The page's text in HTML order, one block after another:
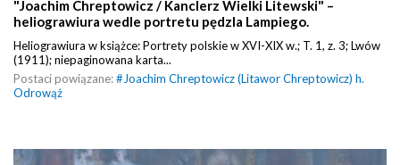
"Joachim Chreptowicz / Kanclerz Wielki Litewski" –
heliograwiura wedle portretu pędzla Lampiego.
Heliograwiura w książce: Portrety polskie w XVI-XIX w.; T. 1, z. 3; Lwów
(1911); niepaginowana karta...
Postaci powiązane:# Joachim Chreptowicz (Litawor Chreptowicz) h.
Odrowąż